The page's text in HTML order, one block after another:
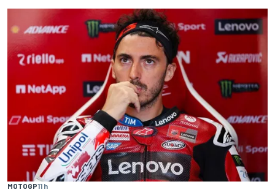
MOTOGP11 h